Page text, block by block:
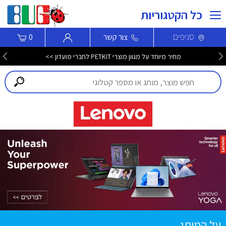
כל הקטגוריות
סניפים צור קשר 0
מחיר מיוחד על מגוון מוצרי PETKIT לחברי מועדון >>